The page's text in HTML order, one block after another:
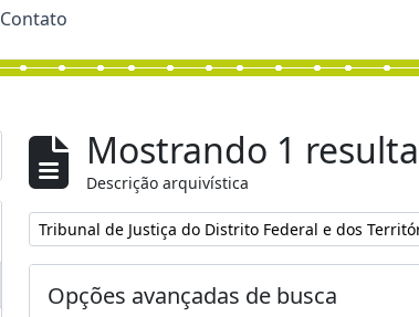
Contato
Mostrando 1
Descrição arquivística
Remover filtro:
Tribunal de Justiça do Distrito Federal e dos
Opções avançadas de busca